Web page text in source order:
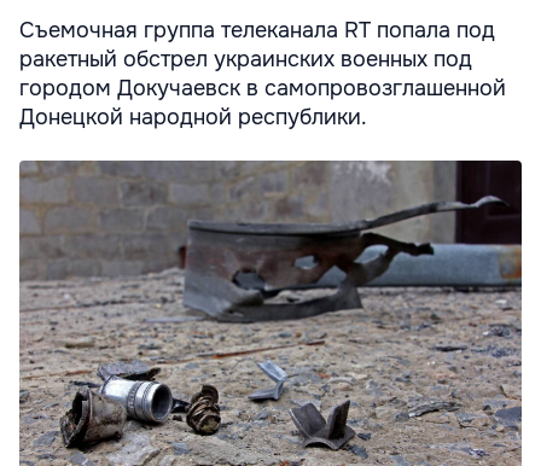
Съемочная группа телеканала RT попала под
ракетный обстрел украинских военных под
городом Докучаевск в самопровозглашенной
Донецкой народной республики.